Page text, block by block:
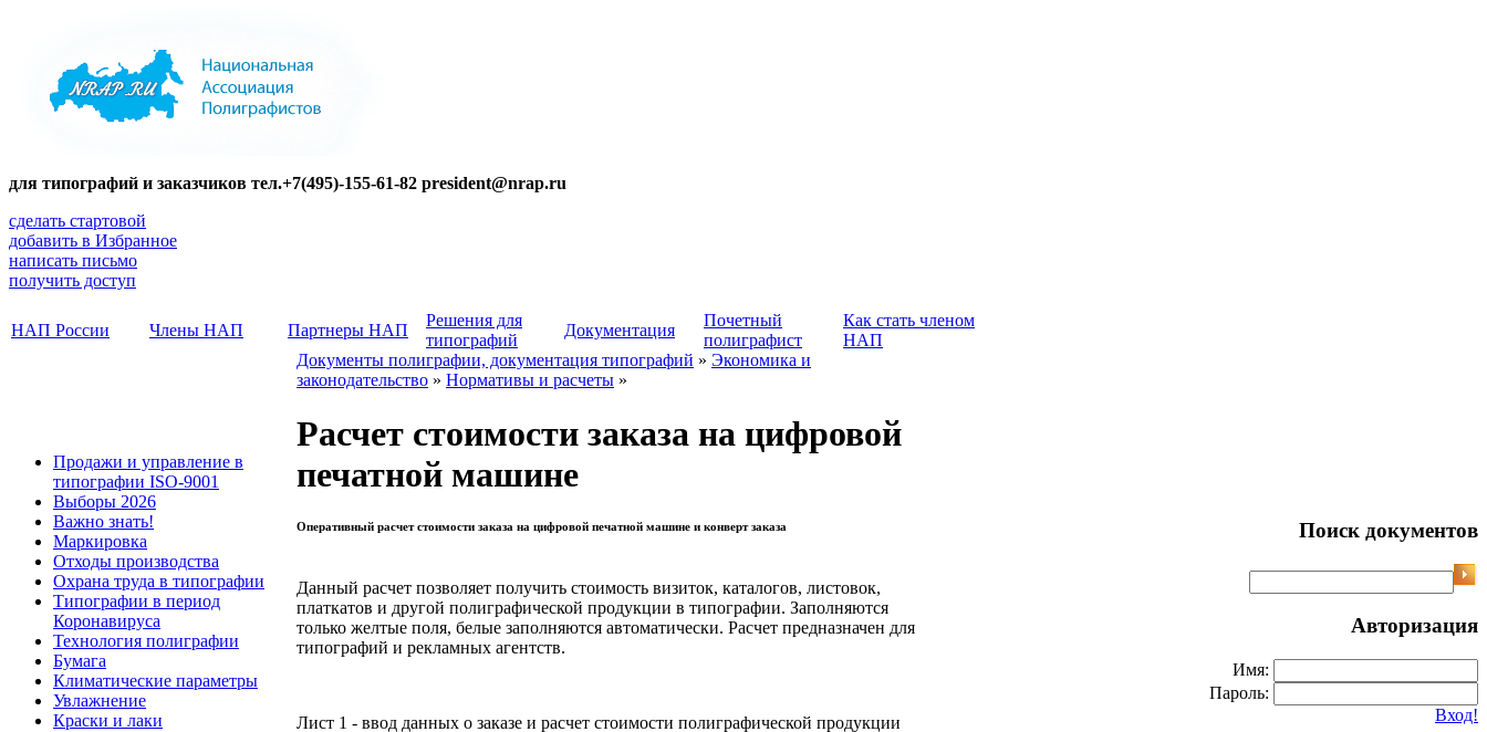
для типографий и заказчиков тел.+7(495)-155-61-82 president@nrap.ru
сделать стартовой
добавить в Избранное
написать письмо
получить доступ
НАП России Члены НАП Партнеры НАП
Решения для
типографий
Документация
Почетный
полиграфист
Как стать членом
НАП
Продажи и управление в
типографии ISO-9001
Выборы 2026
Важно знать!
Маркировка
Отходы производства
Охрана труда в типографии
Типографии в период
Коронавируса
Технология полиграфии
Бумага
Климатические параметры
Увлажнение
Краски и лаки
Документы полиграфии, документация типографий » Экономика и
законодательство » Нормативы и расчеты »
Расчет стоимости заказа на цифровой
печатной машине
Оперативный расчет стоимости заказа на цифровой печатной машине и конверт заказа
Данный расчет позволяет получить стоимость визиток, каталогов, листовок,
платкатов и другой полиграфической продукции в типографии. Заполняются
только желтые поля, белые заполняются автоматически. Расчет предназначен для
типографий и рекламных агентств.
Лист 1 - ввод данных о заказе и расчет стоимости полиграфической продукции
Поиск документов
Авторизация
Имя:
Пароль:
Вход!